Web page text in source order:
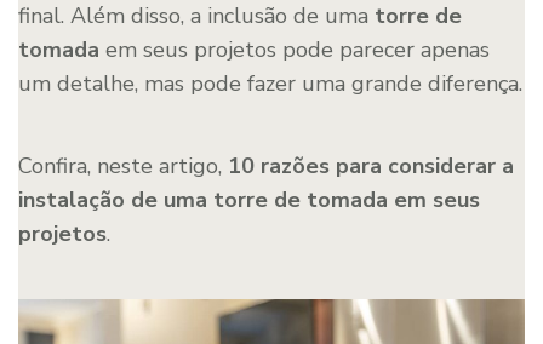
final. Além disso, a inclusão de uma torre de
tomada em seus projetos pode parecer apenas
um detalhe, mas pode fazer uma grande diferença.
Confira, neste artigo, 10 razões para considerar a
instalação de uma torre de tomada em seus
projetos.